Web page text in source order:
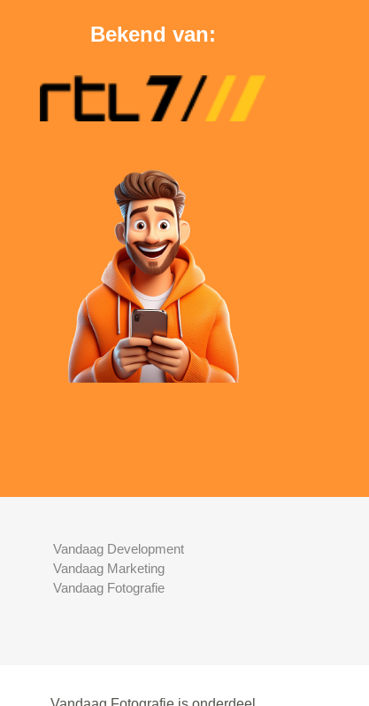
Bekend van:
Vandaag Development
Vandaag Marketing
Vandaag Fotografie